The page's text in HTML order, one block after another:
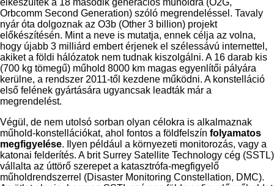
Orbcomm Second Generation) szóló megrendeléssel. Tavaly
nyár óta dolgoznak az O3b (Other 3 billion) projekt
előkészítésén. Mint a neve is mutatja, ennek célja az volna,
hogy újabb 3 milliárd embert érjenek el szélessávú internettel,
akiket a földi hálózatok nem tudnak kiszolgálni. A 16 darab kis
(700 kg tömegű) műhold 8000 km magas egyenlítői pályára
kerülne, a rendszer 2011-től kezdene működni. A konstelláció
első felének gyártására ugyancsak leadták már a
megrendelést.
Végül, de nem utolsó sorban olyan célokra is alkalmaznak
műhold-konstellációkat, ahol fontos a földfelszín folyamatos
megfigyelése. Ilyen például a környezeti monitorozás, vagy a
katonai felderítés. A brit Surrey Satellite Technology cég (SSTL)
vállalta az úttörő szerepet a katasztrófa-megfigyelő
műholdrendszerrel (Disaster Monitoring Constellation, DMC).